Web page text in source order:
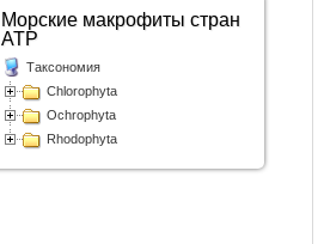
Морские макрофиты стран
АТР
Таксономия
Chlorophyta
Ochrophyta
Rhodophyta